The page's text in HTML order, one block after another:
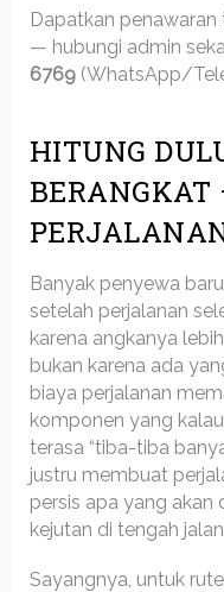
Dapatkan
— hubungi admin
6769(WhatsApp/
HITUNG
Banyak penyewa
setelah perjalanan
karena angkanya
bukan karena ada
biaya perjalanan
komponen yang
terasa “tiba-tiba
justru membuat
persis apa yang akan
kejutan di tengah
Sayangnya, untuk